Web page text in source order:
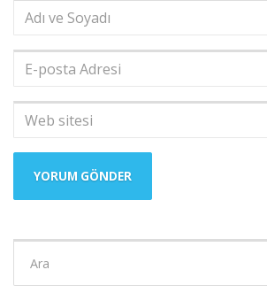
Adı
Soyadı*
posta
Adresi*
Web
ara: